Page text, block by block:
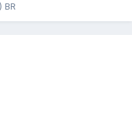
BR